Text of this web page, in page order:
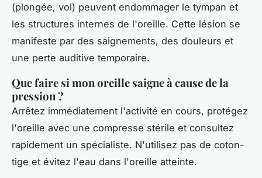
(plongée, vol) peuvent endommager le tympan et
les structures internes de l'oreille. Cette lésion se
manifeste par des saignements, des douleurs et
une perte auditive temporaire.
Que faire si mon oreille saigne à cause de la
pression ?
Arrêtez immédiatement l'activité en cours, protégez
l'oreille avec une compresse stérile et consultez
rapidement un spécialiste. N'utilisez pas de coton-
tige et évitez l'eau dans l'oreille atteinte.